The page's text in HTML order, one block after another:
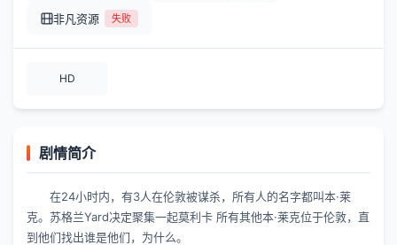
非凡资源 失败
HD
剧情简介
在24小时内，有3人在伦敦被谋杀，所有人的名字都叫本·莱
克。苏格兰Yard决定聚集一起莫利卡 所有其他本·莱克位于伦敦，直
到他们找出谁是他们，为什么。